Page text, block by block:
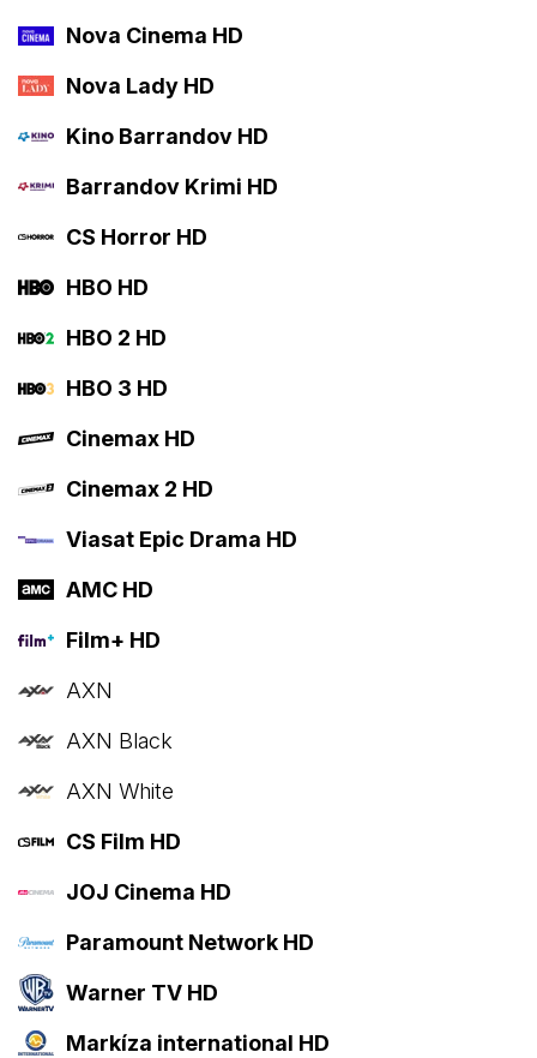
Nova Cinema HD
Nova Lady HD
Kino Barrandov HD
Barrandov Krimi HD
CS Horror HD
HBO HD
HBO 2 HD
HBO 3 HD
Cinemax HD
Cinemax 2 HD
Viasat Epic Drama HD
AMC HD
Film+ HD
AXN
AXN Black
AXN White
CS Film HD
JOJ Cinema HD
Paramount Network HD
Warner TV HD
Markíza international HD